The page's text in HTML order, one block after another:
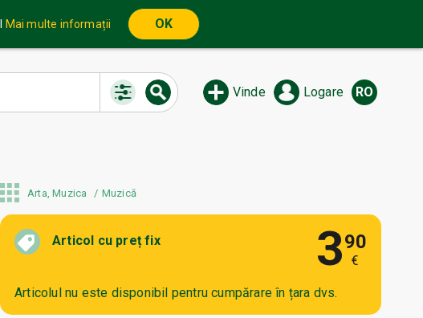
Mai multe informații OK
Vinde Logare RO
Arta, Muzica Muzică
Articol cu preț fix 390
€
Articolul nu este disponibil pentru cumpărare în țara dvs.